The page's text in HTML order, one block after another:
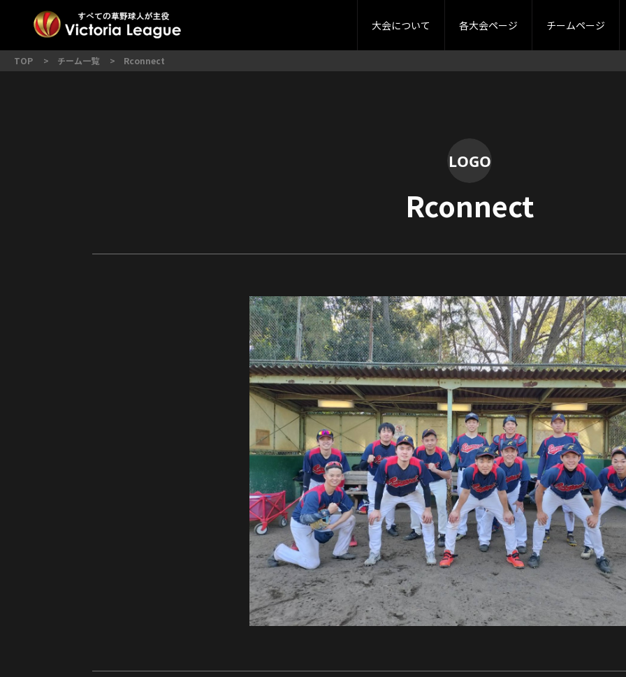
大会について
大会規約 過去大会成績 写真ギャラリ
各大会ページ
1部リーグ 4部リーグ スプリングカップ サマーカップ
チームページ
チーム一覧 ログイン
グラウンド案内 各種募集 TOPICS
TOP チーム一覧 Rconnect
Rconnect